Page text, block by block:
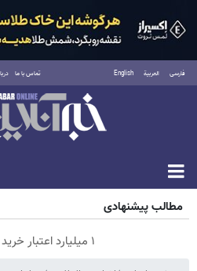
فارسی العربية English تماس با ما
شنبه ۱۷ مرداد ۱۴۰۵
مطالب پیشنهادی
۱ میلیارد اعتبار خرید طلا | بدون ضامن و چک